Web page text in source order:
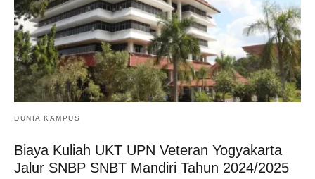
DUNIA KAMPUS
Biaya Kuliah UKT UPN Veteran Yogyakarta
Jalur SNBP SNBT Mandiri Tahun 2024/2025